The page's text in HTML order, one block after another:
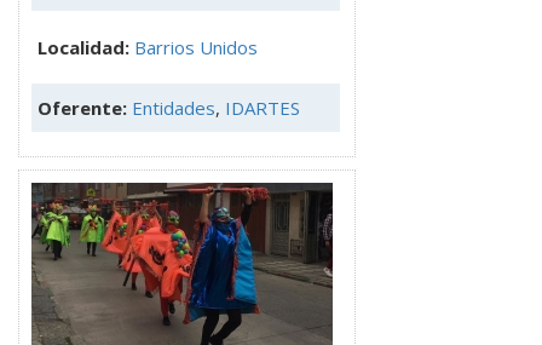
Localidad: Barrios Unidos
Oferente: Entidades, IDARTES